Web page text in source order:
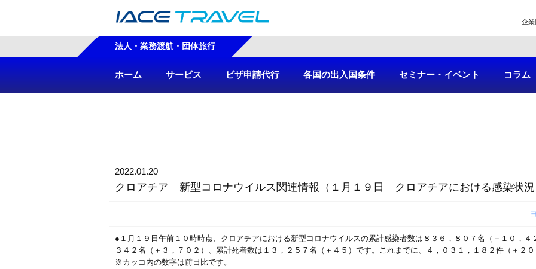
企業
法人・業務渡航・団体旅行
ホーム サービス ビザ申請代行 各国の出入国条件 セミナー・イベント コラム
2022.01.20
クロアチア 新型コロナウイルス関連情報（１月１９日 クロアチアにおける感染状況
●１月１９日午前１０時時点、クロアチアにおける新型コロナウイルスの累計感染者数は８３６，８０７名（＋１０，４
３４２名（＋３，７０２）、累計死者数は１３，２５７名（＋４５）です。これまでに、４，０３１，１８２件（＋２
※カッコ内の数字は前日比です。